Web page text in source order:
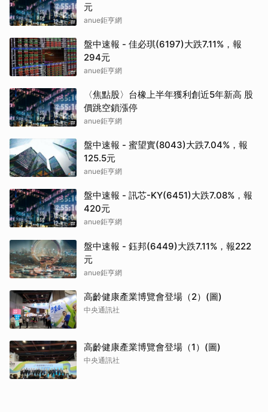
元
anue鉅亨網
盤中速報 - 佳必琪(6197)大跌7.11%，報
294元
anue鉅亨網
〈焦點股〉台橡上半年獲利創近5年新高 股
價跳空鎖漲停
anue鉅亨網
盤中速報 - 蜜望實(8043)大跌7.04%，報
125.5元
anue鉅亨網
盤中速報 - 訊芯-KY(6451)大跌7.08%，報
420元
anue鉅亨網
盤中速報 - 鈺邦(6449)大跌7.11%，報222
元
anue鉅亨網
高齡健康產業博覽會登場（2）(圖)
中央通訊社
高齡健康產業博覽會登場（1）(圖)
中央通訊社